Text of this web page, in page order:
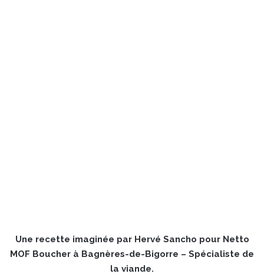
Une recette imaginée par Hervé Sancho pour Netto
MOF Boucher à Bagnères-de-Bigorre – Spécialiste de
la viande.